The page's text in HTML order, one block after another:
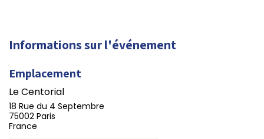
Informations sur l'événement
Emplacement
Le Centorial
18 Rue du 4 Septembre
75002 Paris
France